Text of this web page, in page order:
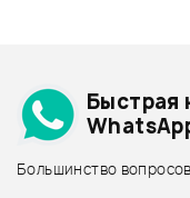
Архив товаров -
Архив товаров -
Быстрая
Большинство